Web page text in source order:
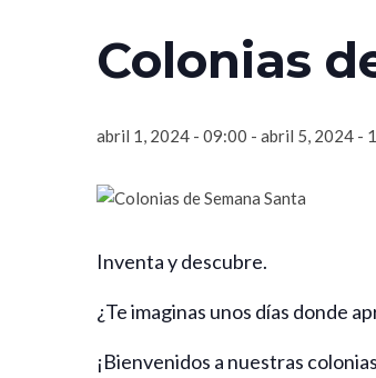
Colonias
abril 1, 2024 - 09:00 - abril 5, 2024 -
Inventa y descubre.
¿Te imaginas unos días donde
¡Bienvenidos a nuestras